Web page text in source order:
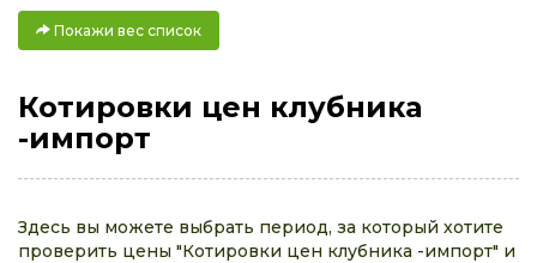
Покажи вес список
Котировки цен клубника
-импорт
Здесь вы можете выбрать период, за который хотите
проверить цены "Котировки цен клубника -импорт" и